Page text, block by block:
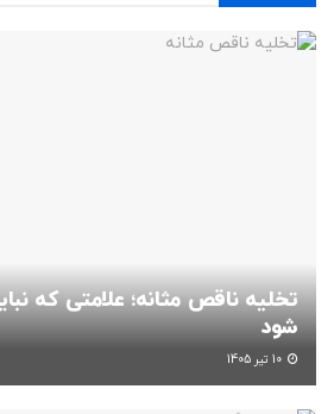
تخلیه ناقص مثانه؛ علامتی که
شود